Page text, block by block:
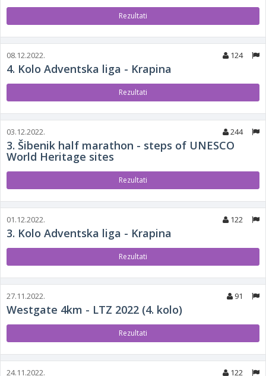
Rezultati
08.12.2022. 124
4. Kolo Adventska liga - Krapina
Rezultati
03.12.2022. 244
3. Šibenik half marathon - steps of UNESCO
World Heritage sites
Rezultati
01.12.2022. 122
3. Kolo Adventska liga - Krapina
Rezultati
27.11.2022. 91
Westgate 4km - LTZ 2022 (4. kolo)
Rezultati
24.11.2022. 122